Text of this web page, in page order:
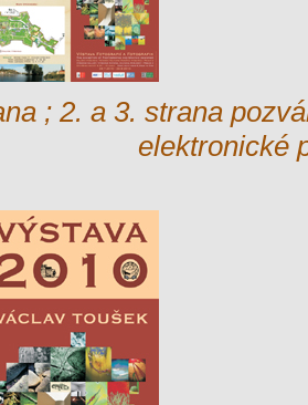
; 2. a 3. strana
elektronické